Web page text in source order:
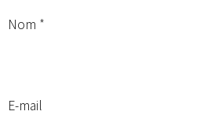
Nom
E-mail